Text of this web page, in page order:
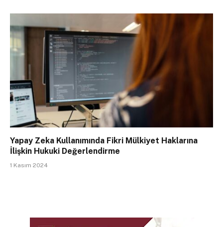
Yapay Zeka Kullanımında Fikri Mülkiyet Haklarına
İlişkin Hukuki Değerlendirme
1 Kasım 2024